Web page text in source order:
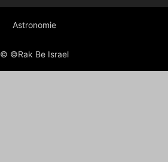
Astronomie
© ©Rak Be Israel